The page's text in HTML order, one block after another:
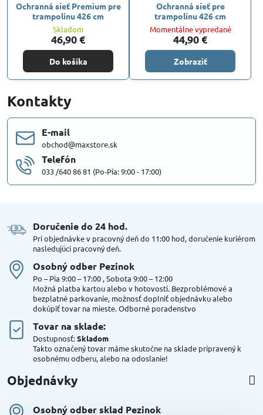
Ochranná sieť Premium pre
trampolínu 426 cm
Skladom
46,90 €
Do košíka
Ochranná sieť pre
trampolínu 426 cm
Momentálne vypredané
44,90 €
Zobraziť
Kontakty
E-mail
obchod@maxstore.sk
Telefón
033 /640 86 81 (Po-Pia: 9:00 - 17:00)
Doručenie do 24 hod​.
Pri objednávke v pracovný deň do 11:00 hod, doručenie kuriérom
nasledujúci pracovný deň.
Osobný odber Pezinok
Po – Pia 9:00 – 17:00 , Sobota 9:00 – 12:00
Možná platba kartou alebo v hotovosti. Bezproblémové a
bezplatné parkovanie, možnosť doplniť objednávku alebo
dokúpiť tovar na mieste. Odborné poradenstvo
Tovar na sklade:
Dostupnosť:Skladom
Takto označený tovar máme skutočne na sklade pripravený k
osobnému odberu, alebo na odoslanie!
Objednávky
Osobný odber sklad Pezinok